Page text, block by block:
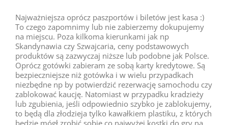
Najważniejsza oprócz paszportów i biletów jest kasa :)
To czego zapomnimy lub nie zabierzemy dokupujemy
na miejscu. Poza kilkoma kierunkami jak np
Skandynawia czy Szwajcaria, ceny podstawowych
produktów są zazwyczaj niższe lub podobne jak Polsce.
Oprócz gotówki zabieram ze sobą karty kredytowe. Są
bezpieczniejsze niż gotówka i w wielu przypadkach
niezbędne np by potwierdzić rezerwację samochodu czy
zablokować kaucję. Natomiast w przypadku kradzieży
lub zgubienia, jeśli odpowiednio szybko je zablokujemy,
to będą dla złodzieja tylko kawałkiem plastiku, z których